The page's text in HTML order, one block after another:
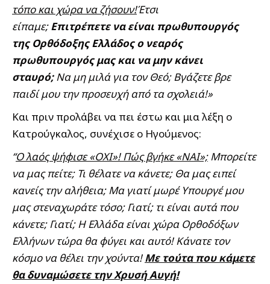
τόπο και χώρα να ζήσουν!Έτσι
είπαμε;Επιτρέπετε να είναι πρωθυπουργός
της Ορθόδοξης Ελλάδος ο νεαρός
πρωθυπουργός μας και να μην κάνει
σταυρό;Να μη μιλά για τον Θεό; Βγάζετε βρε
παιδί μου την προσευχή από τα σχολειά!»
Και πριν προλάβει να πει έστω και μια λέξη ο
Κατρούγκαλος, συνέχισε ο Ηγούμενος:
“Ο λαός ψήφισε «ΟΧΙ»! Πώς βγήκε «ΝΑΙ»;Μπορείτε
να μας πείτε; Τι θέλατε να κάνετε; Θα μας ειπεί
κανείς την αλήθεια; Μα γιατί μωρέ Υπουργέ μου
μας στεναχωράτε τόσο; Γιατί; τι είναι αυτά που
κάνετε; Γιατί; Η Ελλάδα είναι χώρα Ορθοδόξων
Ελλήνων τώρα θα φύγει και αυτό! Κάνατε τον
κόσμο να θέλει την χούντα!Με τούτα που κάμετε
θα δυναμώσετε την Χρυσή Αυγή!